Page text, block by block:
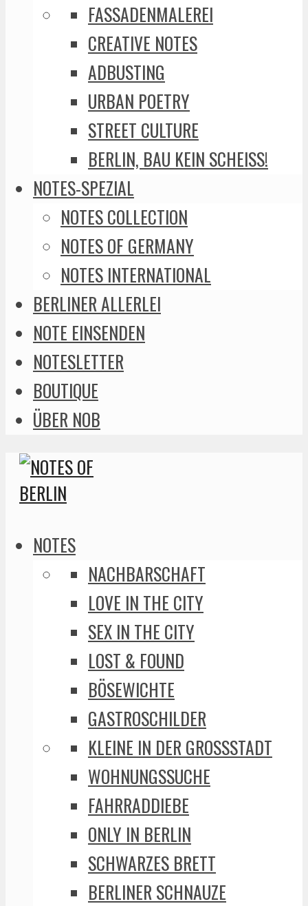
FASSADENMALEREI
CREATIVE NOTES
ADBUSTING
URBAN POETRY
STREET CULTURE
BERLIN, BAU KEIN SCHEISS!
NOTES-SPEZIAL
NOTES COLLECTION
NOTES OF GERMANY
NOTES INTERNATIONAL
BERLINER ALLERLEI
NOTE EINSENDEN
NOTESLETTER
BOUTIQUE
ÜBER NOB
NOTES
NACHBARSCHAFT
LOVE IN THE CITY
SEX IN THE CITY
LOST & FOUND
BÖSEWICHTE
GASTROSCHILDER
KLEINE IN DER GROSSSTADT
WOHNUNGSSUCHE
FAHRRADDIEBE
ONLY IN BERLIN
SCHWARZES BRETT
BERLINER SCHNAUZE